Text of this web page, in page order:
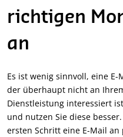
richtigen
an
Es ist wenig sinnvoll, eine
der überhaupt nicht an
Dienstleistung interessiert
und nutzen Sie diese
ersten Schritt eine E-Mail